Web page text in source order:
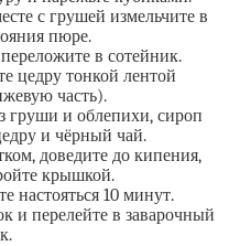
с грушей измельчите в
пюре.
в сотейник.
цедру тонкой лентой
часть).
груши и облепихи, сироп
и чёрный чай.
доведите до кипения,
крышкой.
настояться 10 минут.
и перелейте в заварочный